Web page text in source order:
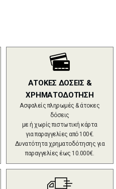
ΑΤΟΚΕΣ ΔΟΣΕΙΣ &
ΧΡΗΜΑΤΟΔΟΤΗΣΗ
Ασφαλείς πληρωμές & άτοκες
δόσεις
με ή χωρίς πιστωτική κάρτα
για παραγγελίες από 100€.
Δυνατότητα χρηματοδότησης για
παραγγελίες έως 10.000€.